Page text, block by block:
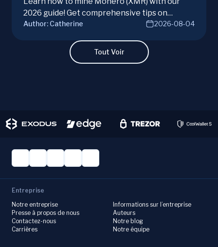
2026 guide! Get comprehensive tips on
hardware, software, and techniques for
Author: Catherine 2026-08-04
Tout Voir
Entreprise
Notre entreprise
Presse à propos de nous
Contactez-nous
Carrières
Informations sur l’entreprise
Auteurs
Notre blog
Notre équipe